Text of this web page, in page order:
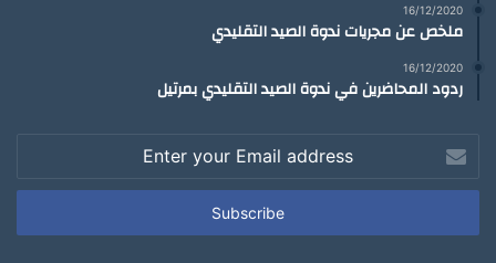
16/12/2020
ملخص عن مجريات ندوة الصيد التقليدي
16/12/2020
ردود المحاضرين في ندوة الصيد التقليدي بمرتيل
your
Email